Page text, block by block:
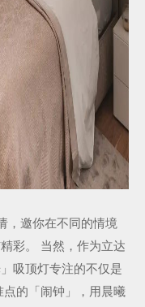
邀你在不同的情境
彩。 当然，作为立达
吸顶灯专注的不仅是
的「闹钟」，用晨曦